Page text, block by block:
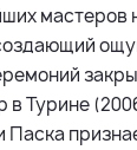
мастеров
Турине